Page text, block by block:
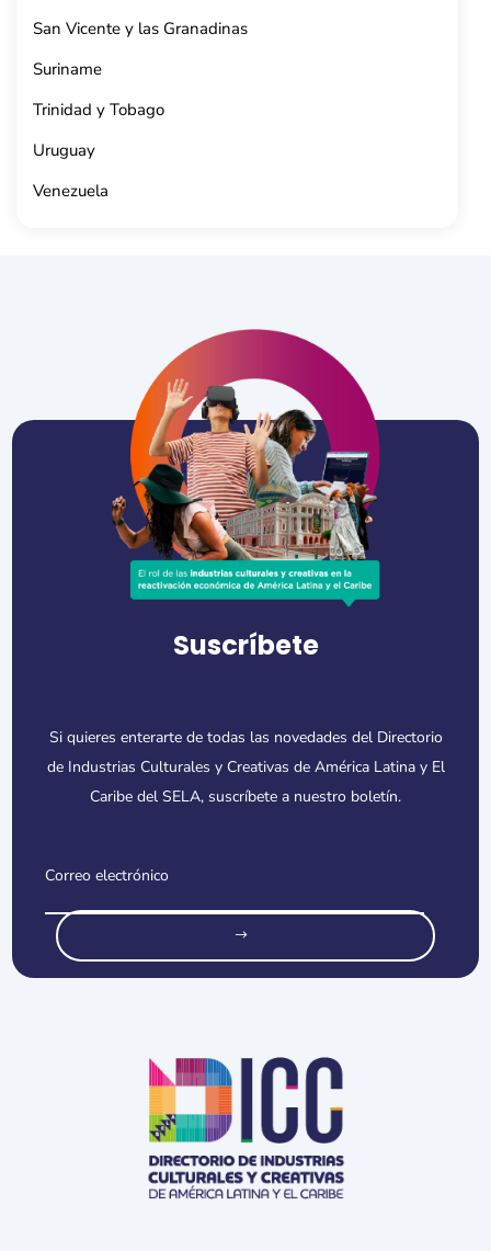
San Vicente y las Granadinas
Suriname
Trinidad y Tobago
Uruguay
Venezuela
Suscríbete
Si quieres enterarte de todas las novedades del Directorio
de Industrias Culturales y Creativas de América Latina y El
Caribe del SELA, suscríbete a nuestro boletín.